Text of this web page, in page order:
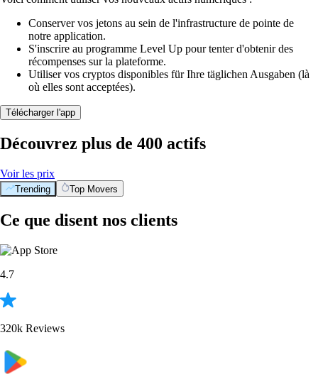
Conserver vos jetons au sein de l'infrastructure de pointe de
notre application.
S'inscrire au programme Level Up pour tenter d'obtenir des
récompenses sur la plateforme.
Utiliser vos cryptos disponibles für Ihre täglichen Ausgaben (là
où elles sont acceptées).
Télécharger l'app
Découvrez plus de 400 actifs
Voir les prix
Trending Top Movers
Ce que disent nos clients
4.7
320k Reviews